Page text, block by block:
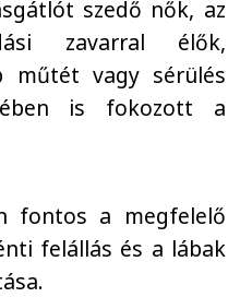
szedő nők, az
zavarral élők,
műtét vagy sérülés
is fokozott a
fontos a megfelelő
felállás és a lábak